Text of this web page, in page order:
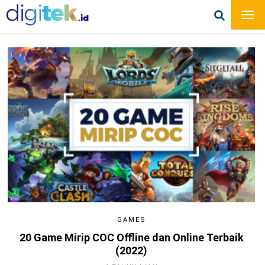
GAMES
20 Game Mirip COC Offline dan Online Terbaik
(2022)